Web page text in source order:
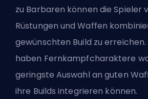
zu Barbaren können die Spieler
Rüstungen und Waffen
gewünschten Build zu
haben Fernkampfcharaktere
geringste Auswahl an guten
ihre Builds integrieren können.